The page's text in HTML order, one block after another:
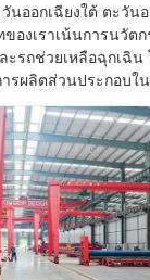
วันออกเฉียงใต้ ตะวัน
องเราเน้นการนวัต
รถช่วยเหลือฉุกเฉิน
รผลิตส่วนประกอบใ